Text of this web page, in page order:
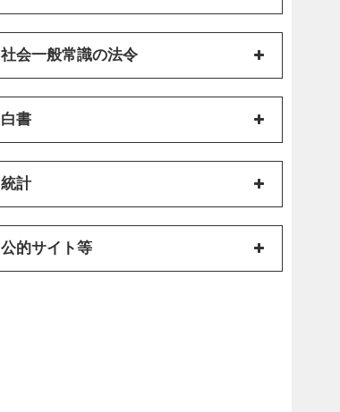
社会一般常識の法令
白書
統計
公的サイト等